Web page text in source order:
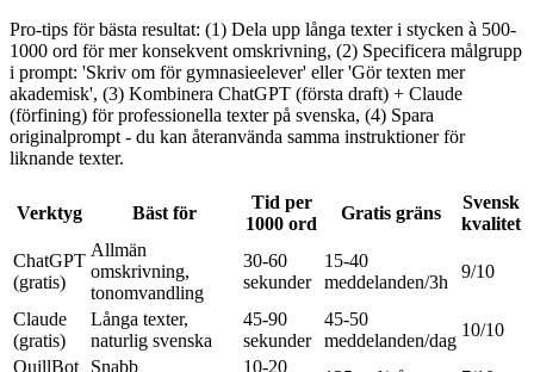
Pro-tips för bästa resultat: (1) Dela upp långa texter i stycken à 500-
1000 ord för mer konsekvent omskrivning, (2) Specificera målgrupp
i prompt: 'Skriv om för gymnasieelever' eller 'Gör texten mer
akademisk', (3) Kombinera ChatGPT (första draft) + Claude
(förfining) för professionella texter på svenska, (4) Spara
originalprompt - du kan återanvända samma instruktioner för
liknande texter.
Verktyg Bäst för
Tid per
1000 ord
Gratis gräns
Svensk
kvalitet
ChatGPT
(gratis)
Allmän
omskrivning,
tonomvandling
30-60
sekunder
15-40
meddelanden/3h
9/10
Claude
(gratis)
Långa texter,
naturlig svenska
45-90
sekunder
45-50
meddelanden/dag
10/10
QuillBot
Snabb
10-20